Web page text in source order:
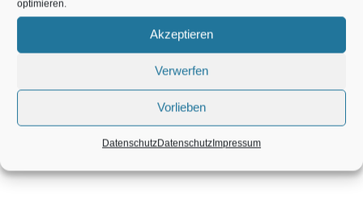
optimieren.
Akzeptieren
Verwerfen
Vorlieben
DatenschutzDatenschutzImpressum
LAURA H.
organisierte Sie die
Abläufe im Büro neu. Jetzt
läuft alles wieder. Besten
Dank!“
unkonventionell geholfen.“